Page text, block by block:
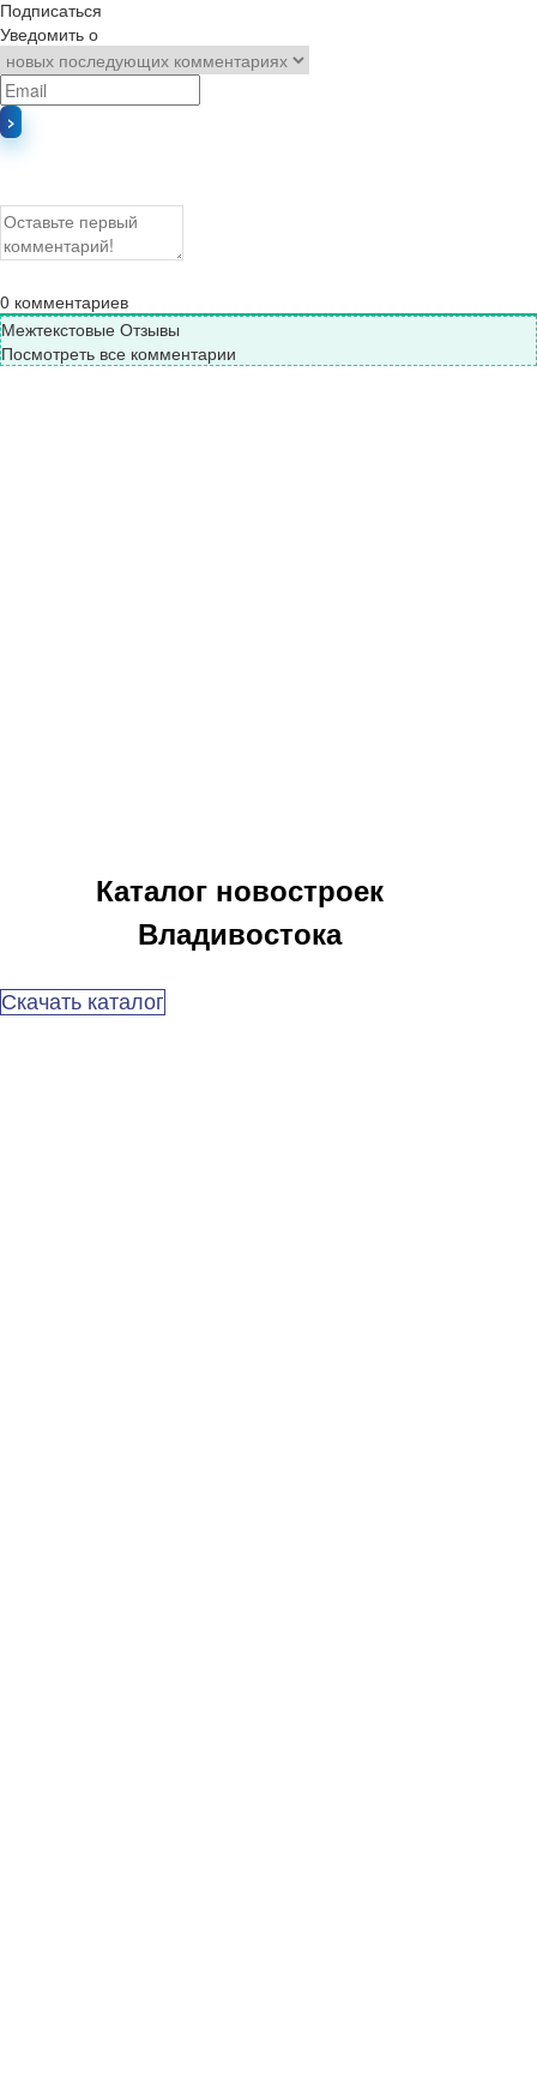
Подписаться
Уведомить о
0 комментариев
Межтекстовые Отзывы
Посмотреть все комментарии
Каталог новостроек
Владивостока
Скачать каталог